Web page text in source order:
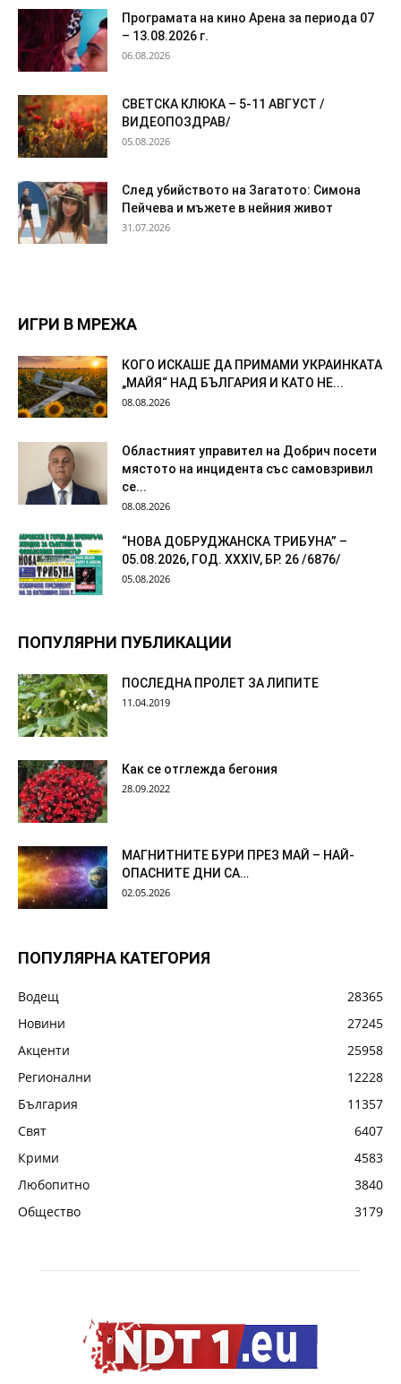
Програмата на кино Арена за периода 07
– 13.08.2026 г.
06.08.2026
СВЕТСКА КЛЮКА – 5-11 АВГУСТ /
ВИДЕОПОЗДРАВ/
05.08.2026
След убийството на Загатото: Симона
Пейчева и мъжете в нейния живот
31.07.2026
ИГРИ В МРЕЖА
КОГО ИСКАШЕ ДА ПРИМАМИ УКРАИНКАТА
„МАЙЯ“ НАД БЪЛГАРИЯ И КАТО НЕ...
08.08.2026
Областният управител на Добрич посети
мястото на инцидента със самовзривил
се...
08.08.2026
“НОВА ДОБРУДЖАНСКА ТРИБУНА” –
05.08.2026, ГОД. XXХIV, БР. 26 /6876/
05.08.2026
ПОПУЛЯРНИ ПУБЛИКАЦИИ
ПОСЛЕДНА ПРОЛЕТ ЗА ЛИПИТЕ
11.04.2019
Как се отглежда бегония
28.09.2022
МАГНИТНИТЕ БУРИ ПРЕЗ МАЙ – НАЙ-
ОПАСНИТЕ ДНИ СА…
02.05.2026
ПОПУЛЯРНА КАТЕГОРИЯ
Водещ
28365
Новини
27245
Акценти
25958
Регионални
12228
България
11357
Свят
6407
Крими
4583
Любопитно
3840
Общество
3179